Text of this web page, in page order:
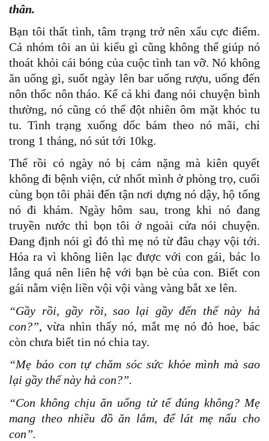
thân.
Bạn tôi thất tình, tâm trạng trở nên xấu cực điểm.
Cả nhóm tôi an ủi kiểu gì cũng không thể giúp nó
thoát khỏi cái bóng của cuộc tình tan vỡ. Nó không
ăn uống gì, suốt ngày lên bar uống rượu, uống đến
nôn thốc nôn tháo. Kể cả khi đang nói chuyện bình
thường, nó cũng có thể đột nhiên ôm mặt khóc tu
tu. Tình trạng xuống dốc bám theo nó mãi, chỉ
trong 1 tháng, nó sút tới 10kg.
Thế rồi có ngày nó bị cảm nặng mà kiên quyết
không đi bệnh viện, cứ nhốt mình ở phòng trọ, cuối
cùng bọn tôi phải đến tận nơi dựng nó dậy, hộ tống
nó đi khám. Ngày hôm sau, trong khi nó đang
truyền nước thì bọn tôi ở ngoài cửa nói chuyện.
Đang định nói gì đó thì mẹ nó từ đâu chạy vội tới.
Hóa ra vì không liên lạc được với con gái, bác lo
lắng quá nên liên hệ với bạn bè của con. Biết con
gái nằm viện liền vội vội vàng vàng bắt xe lên.
“Gầy rồi, gầy rồi, sao lại gầy đến thế này hả
con?”, vừa nhìn thấy nó, mắt mẹ nó đỏ hoe, bác
còn chưa biết tin nó chia tay.
“Mẹ bảo con tự chăm sóc sức khỏe mình mà sao
lại gầy thế này hả con?”.
“Con không chịu ăn uống tử tế đúng không? Mẹ
mang theo nhiều đồ ăn lắm, để lát mẹ nấu cho
con”.